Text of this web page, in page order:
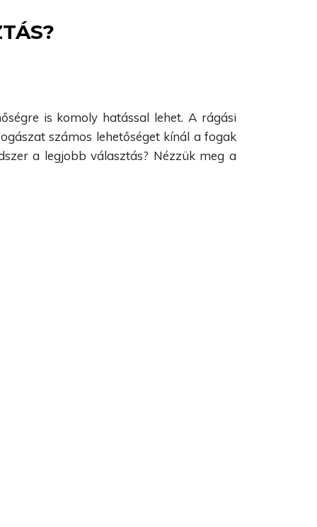
is komoly hatással lehet. A rágási
számos lehetőséget kínál a fogak
a legjobb választás? Nézzük meg a